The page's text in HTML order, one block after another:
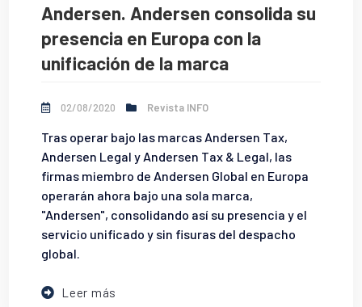
Andersen. Andersen consolida su
presencia en Europa con la
unificación de la marca
02/08/2020 Revista INFO
Tras operar bajo las marcas Andersen Tax,
Andersen Legal y Andersen Tax & Legal, las
firmas miembro de Andersen Global en Europa
operarán ahora bajo una sola marca,
"Andersen", consolidando así su presencia y el
servicio unificado y sin fisuras del despacho
global.
Leer más